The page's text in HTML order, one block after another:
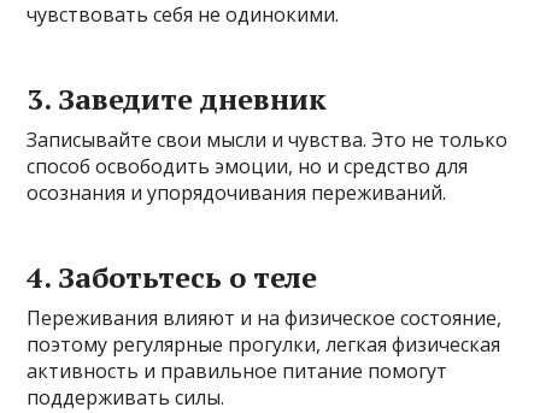
чувствовать себя не одинокими.
3. Заведите дневник
Записывайте свои мысли и чувства. Это не только
способ освободить эмоции, но и средство для
осознания и упорядочивания переживаний.
4. Заботьтесь о теле
Переживания влияют и на физическое состояние,
поэтому регулярные прогулки, легкая физическая
активность и правильное питание помогут
поддерживать силы.